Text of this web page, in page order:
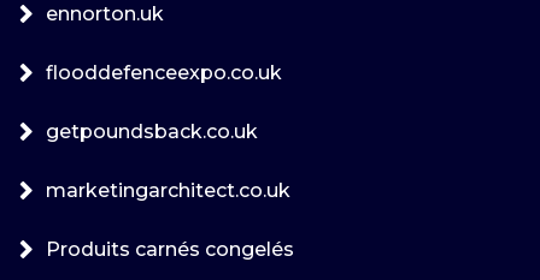
ennorton.uk
flooddefenceexpo.co.uk
getpoundsback.co.uk
marketingarchitect.co.uk
Produits carnés congelés